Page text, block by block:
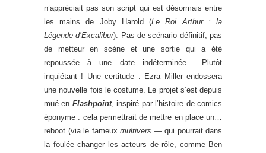
n’appréciait pas son script qui est désormais entre
les mains de Joby Harold (Le Roi Arthur : la
Légende d’Excalibur). Pas de scénario définitif, pas
de metteur en scène et une sortie qui a été
repoussée à une date indéterminée… Plutôt
inquiétant ! Une certitude : Ezra Miller endossera
une nouvelle fois le costume. Le projet s’est depuis
mué en Flashpoint, inspiré par l’histoire de comics
éponyme : cela permettrait de mettre en place un…
reboot (via le fameux multivers — qui pourrait dans
la foulée changer les acteurs de rôle, comme Ben